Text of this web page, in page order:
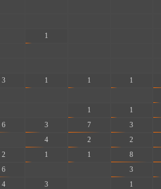
1
3 1 1 1
1 1
6 3 7 3
4 2 2
2 1 1 8
6 3
4 3 1